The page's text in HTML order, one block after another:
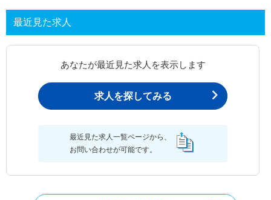
最近見た求人
あなたが最近見た求人を表示します
求人を探してみる
最近見た求人一覧ページから、
お問い合わせが可能です。